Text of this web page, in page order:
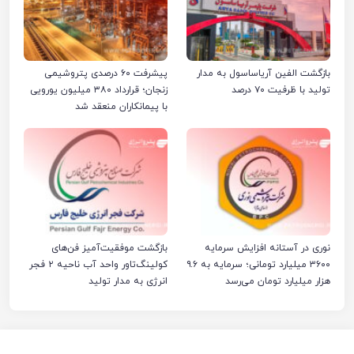
بازگشت الفین آریاساسول به مدار
تولید با ظرفیت ۷۰ درصد
پیشرفت ۶۰ درصدی پتروشیمی
زنجان؛ قرارداد ۳۸۰ میلیون یورویی
با پیمانکاران منعقد شد
نوری در آستانه افزایش سرمایه
۳۶۰۰ میلیارد تومانی؛ سرمایه به ۹.۶
هزار میلیارد تومان می‌رسد
بازگشت موفقیت‌آمیز فن‌های
کولینگ‌تاور واحد آب ناحیه ۲ فجر
انرژی به مدار تولید